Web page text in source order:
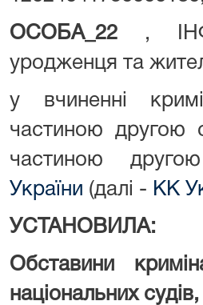
ОСОБА_22 ,
уродженця та
у вчиненні
частиною другою
частиною
України (далі - КК
УСТАНОВИЛА:
Обставини
національних